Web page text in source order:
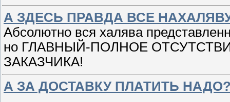
А ЗДЕСЬ ПРАВДА ВСЕ
Абсолютно вся халява
но ГЛАВНЫЙ-ПОЛНОЕ
ЗАКАЗЧИКА!
А ЗА ДОСТАВКУ ПЛАТИТЬ